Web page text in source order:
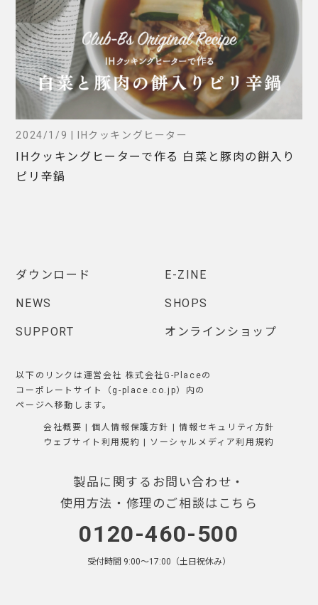
2024/1/9 | IHクッキングヒーター
IHクッキングヒーターで作る 白菜と豚肉の餅入り
ピリ辛鍋
ダウンロード E-ZINE
NEWS SHOPS
SUPPORT オンラインショップ
以下のリンクは運営会社 株式会社G-Placeの
コーポレートサイト（g-place.co.jp）内の
ページへ移動します。
会社概要 |個人情報保護方針
情報セキュリティ方針
ウェブサイト利用規約
ソーシャルメディア利用規約
製品に関するお問い合わせ・
使用方法・修理のご相談はこちら
0120-460-500
受付時間 9:00〜17:00（土日祝休み）